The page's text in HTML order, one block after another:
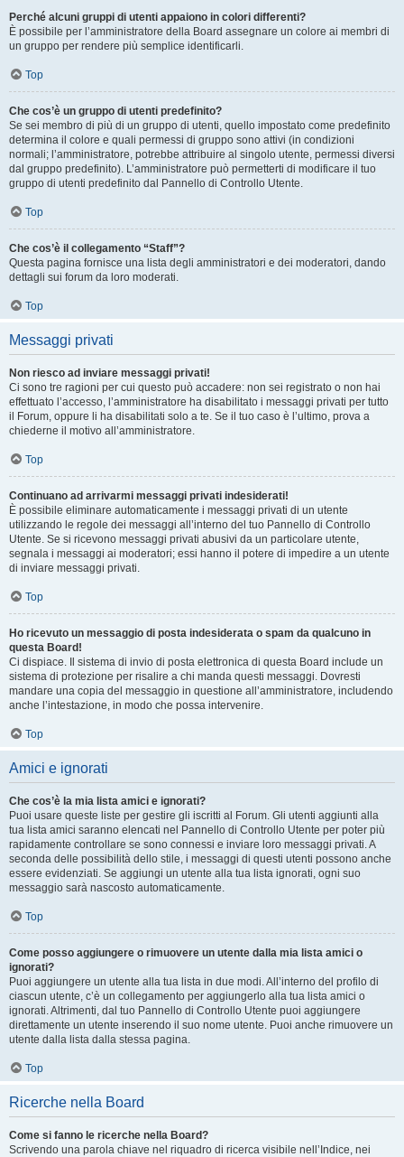
Perché alcuni gruppi di utenti appaiono in colori differenti?
È possibile per l’amministratore della Board assegnare un colore ai membri di
un gruppo per rendere più semplice identificarli.
Top
Che cos’è un gruppo di utenti predefinito?
Se sei membro di più di un gruppo di utenti, quello impostato come predefinito
determina il colore e quali permessi di gruppo sono attivi (in condizioni
normali; l’amministratore, potrebbe attribuire al singolo utente, permessi diversi
dal gruppo predefinito). L’amministratore può permetterti di modificare il tuo
gruppo di utenti predefinito dal Pannello di Controllo Utente.
Top
Che cos’è il collegamento “Staff”?
Questa pagina fornisce una lista degli amministratori e dei moderatori, dando
dettagli sui forum da loro moderati.
Top
Messaggi privati
Non riesco ad inviare messaggi privati!
Ci sono tre ragioni per cui questo può accadere: non sei registrato o non hai
effettuato l’accesso, l’amministratore ha disabilitato i messaggi privati per tutto
il Forum, oppure li ha disabilitati solo a te. Se il tuo caso è l’ultimo, prova a
chiederne il motivo all’amministratore.
Top
Continuano ad arrivarmi messaggi privati indesiderati!
È possibile eliminare automaticamente i messaggi privati ​​di un utente
utilizzando le regole dei messaggi all’interno del tuo Pannello di Controllo
Utente. Se si ricevono messaggi privati ​​abusivi da un particolare utente,
segnala i messaggi ai moderatori; essi hanno il potere di impedire a un utente
di inviare messaggi privati​​.
Top
Ho ricevuto un messaggio di posta indesiderata o spam da qualcuno in
questa Board!
Ci dispiace. Il sistema di invio di posta elettronica di questa Board include un
sistema di protezione per risalire a chi manda questi messaggi. Dovresti
mandare una copia del messaggio in questione all’amministratore, includendo
anche l’intestazione, in modo che possa intervenire.
Top
Amici e ignorati
Che cos’è la mia lista amici e ignorati?
Puoi usare queste liste per gestire gli iscritti al Forum. Gli utenti aggiunti alla
tua lista amici saranno elencati nel Pannello di Controllo Utente per poter più
rapidamente controllare se sono connessi e inviare loro messaggi privati. A
seconda delle possibilità dello stile, i messaggi di questi utenti possono anche
essere evidenziati. Se aggiungi un utente alla tua lista ignorati, ogni suo
messaggio sarà nascosto automaticamente.
Top
Come posso aggiungere o rimuovere un utente dalla mia lista amici o
ignorati?
Puoi aggiungere un utente alla tua lista in due modi. All’interno del profilo di
ciascun utente, c’è un collegamento per aggiungerlo alla tua lista amici o
ignorati. Altrimenti, dal tuo Pannello di Controllo Utente puoi aggiungere
direttamente un utente inserendo il suo nome utente. Puoi anche rimuovere un
utente dalla lista dalla stessa pagina.
Top
Ricerche nella Board
Come si fanno le ricerche nella Board?
Scrivendo una parola chiave nel riquadro di ricerca visibile nell’Indice, nei